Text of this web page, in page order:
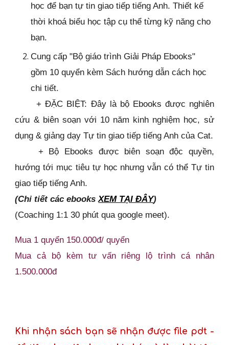
học để bạn tự tin giao tiếp tiếng Anh. Thiết kế
thời khoá biểu học tập cụ thể từng kỹ năng cho
bạn.
Cung cấp "Bộ giáo trình Giải Pháp Ebooks"
gồm 10 quyển kèm Sách hướng dẫn cách học
chi tiết.
+ ĐẶC BIỆT: Đây là bộ Ebooks được nghiên
cứu & biên soạn với 10 năm kinh nghiệm học, sử
dụng & giảng dạy Tự tin giao tiếp tiếng Anh của Cat.
+ Bộ Ebooks được biên soạn độc quyền,
hướng tới mục tiêu tự học nhưng vẫn có thể Tự tin
giao tiếp tiếng Anh.
(Chi tiết các ebooks XEM TẠI ĐÂY)
(Coaching 1:1 30 phút qua google meet).
Mua 1 quyển 150.000đ/ quyển
Mua cả bộ kèm tư vấn riêng lộ trình cá nhân
1.500.000đ
Khi nhận sách bạn sẽ nhận được file pdt -